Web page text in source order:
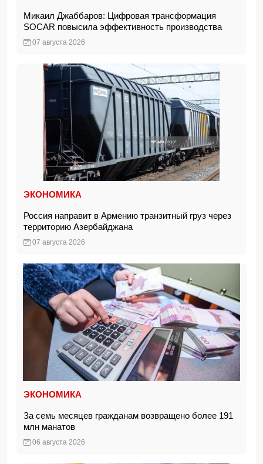
Микаил Джаббаров: Цифровая трансформация
SOCAR повысила эффективность производства
07 августа 2026
ЭКОНОМИКА
Россия направит в Армению транзитный груз через
территорию Азербайджана
07 августа 2026
ЭКОНОМИКА
За семь месяцев гражданам возвращено более 191
млн манатов
06 августа 2026